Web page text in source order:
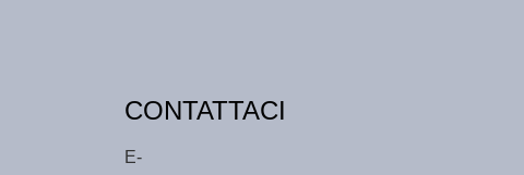
CONTATTACI
E-